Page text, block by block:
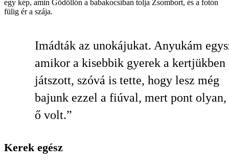
egy kép, amin Gödöllőn a babakocsiban tolja Zsombort, és a fotón
fülig ér a szája.
Imádták az unokájukat. Anyukám
amikor a kisebbik gyerek a kertjükben
játszott, szóvá is tette, hogy lesz még
bajunk ezzel a fiúval, mert pont
ő volt.”
Kerek egész